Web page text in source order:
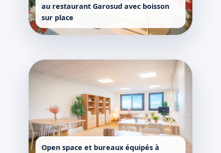
au restaurant Garosud avec boisson
sur place
Open space et bureaux équipés à